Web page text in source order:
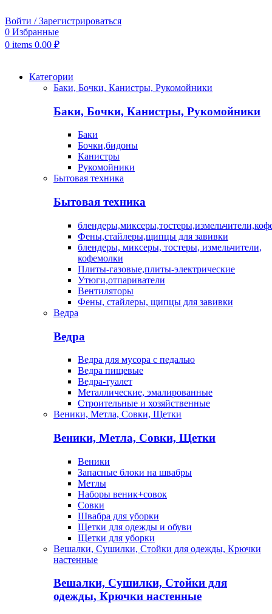
Войти / Зарегистрироваться
0 Избранные
0 items 0.00 ₽
Категории
Баки, Бочки, Канистры, Рукомойники
Баки, Бочки, Канистры, Рукомойники
Баки
Бочки,бидоны
Канистры
Рукомойники
Бытовая техника
Бытовая техника
Фены,стайлеры,щипцы для завивки
блендеры, миксеры, тостеры, измельчители,
кофемолки
Плиты-газовые,плиты-электрические
Утюги,отпариватели
Вентиляторы
Фены, стайлеры, щипцы для завивки
Ведра
Ведра
Ведра для мусора с педалью
Ведра пищевые
Ведра-туалет
Металлические, эмалированные
Строительные и хозяйственные
Веники, Метла, Совки, Щетки
Веники, Метла, Совки, Щетки
Веники
Запасные блоки на швабры
Метлы
Наборы веник+совок
Совки
Швабра для уборки
Щетки для одежды и обуви
Щетки для уборки
Вешалки, Сушилки, Стойки для одежды, Крючки
настенные
Вешалки, Сушилки, Стойки для
одежды, Крючки настенные